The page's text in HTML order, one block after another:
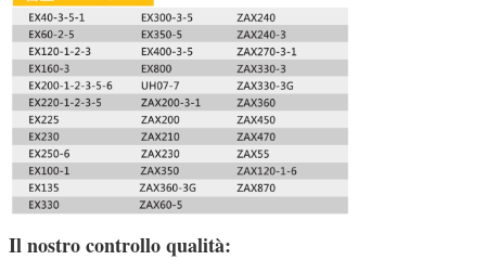
Il nostro controllo qualità: